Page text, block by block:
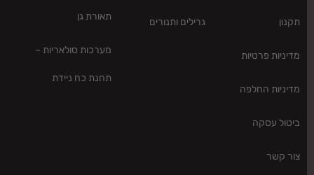
תקנון
מדיניות פרטיות
מדיניות החלפה
ביטול עסקה
צור קשר
גרילים ותנורים תאורת גן
מערכות סולאריות –
תחנת כח ניידת